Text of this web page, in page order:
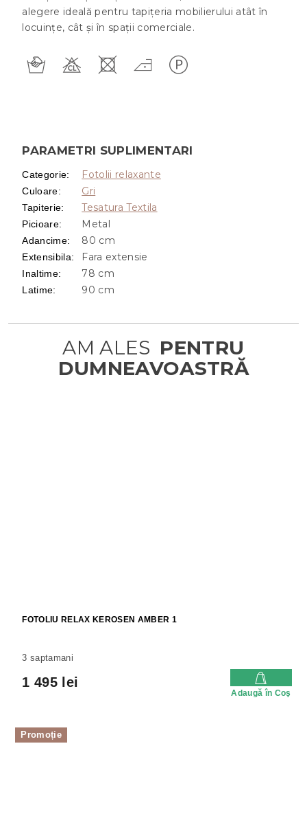
FOTOLIU RELAX KEROSEN AMBER 1
3 saptamani
1 495 lei
Adaugă în Coş
Promoție
alegere ideală pentru tapițeria mobilierului atât în
locuințe, cât și în spații comerciale.
PARAMETRI SUPLIMENTARI
Categorie: Fotolii relaxante
Culoare: Gri
Tapiterie: Tesatura Textila
Picioare: Metal
Adancime: 80 cm
Extensibila: Fara extensie
Inaltime: 78 cm
Latime: 90 cm